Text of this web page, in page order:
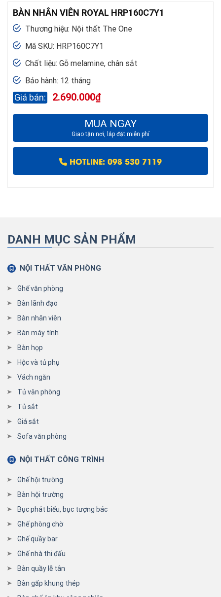
BÀN NHÂN VIÊN ROYAL HRP160C7Y1
Thương hiệu: Nội thất The One
Mã SKU: HRP160C7Y1
Chất liệu: Gỗ melamine, chân sắt
Bảo hành: 12 tháng
2.690.000₫
MUA NGAY
Giao tận nơi, lắp đặt miễn phí
HOTLINE: 098 530 7119
DANH MỤC SẢN PHẨM
NỘI THẤT VĂN PHÒNG
Ghế văn phòng
Bàn lãnh đạo
Bàn nhân viên
Bàn máy tính
Bàn họp
Hộc và tủ phụ
Vách ngăn
Tủ văn phòng
Tủ sắt
Giá sắt
Sofa văn phòng
NỘI THẤT CÔNG TRÌNH
Ghế hội trường
Bàn hội trường
Bục phát biểu, bục tượng bác
Ghế phòng chờ
Ghế quầy bar
Ghế nhà thi đấu
Bàn quầy lễ tân
Bàn gấp khung thép